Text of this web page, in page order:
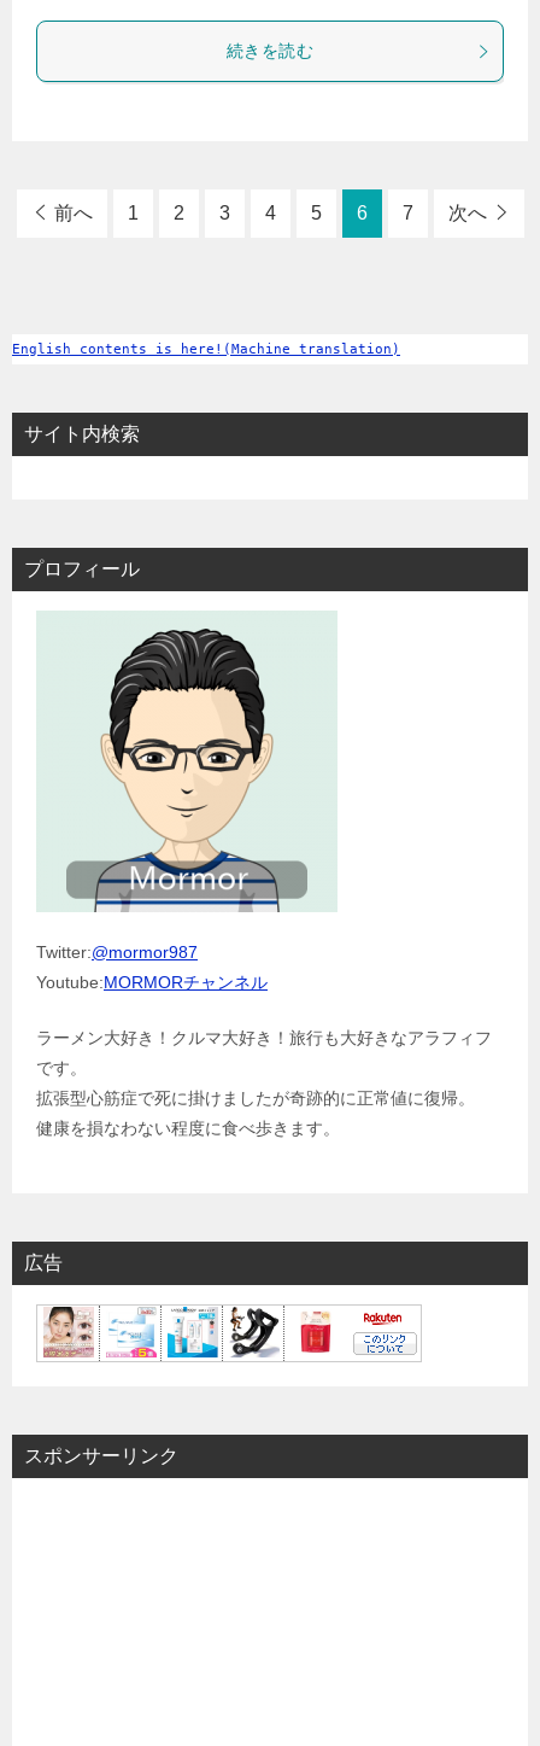
続きを読む
前へ 1 2 3 4 5 6 7 次へ
English contents is here!(Machine translation)
サイト内検索
プロフィール
Twitter:@mormor987
Youtube:MORMORチャンネル
ラーメン大好き！クルマ大好き！旅行も大好きなアラフィフ
です。
拡張型心筋症で死に掛けましたが奇跡的に正常値に復帰。
健康を損なわない程度に食べ歩きます。
広告
スポンサーリンク